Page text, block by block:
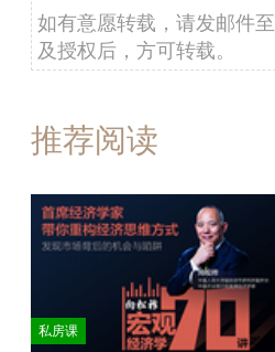
如有意愿转载，请发邮件至
及授权后，方可转载。
推荐阅读
私房课